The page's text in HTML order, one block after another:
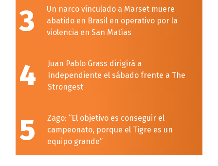
3
Un narco vinculado a Marset muere
abatido en Brasil en operativo por la
violencia en San Matías
4
Juan Pablo Grass dirigirá a
Independiente el sábado frente a The
Strongest
5
Zago: “El objetivo es conseguir el
campeonato, porque el Tigre es un
equipo grande”